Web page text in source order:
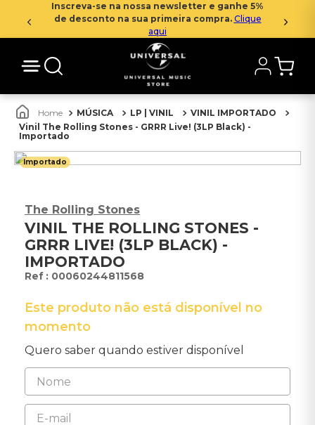
Inscreva-se na nossa newsletter e ganhe 5%
de desconto na sua primeira compra. Clique
aqui
MÚSICA LP | VINIL
VINIL IMPORTADO
Vinil The Rolling Stones - GRRR Live! (3LP Black) -
Importado
Importado
The Rolling Stones
VINIL THE ROLLING STONES -
GRRR LIVE! (3LP BLACK) -
IMPORTADO
: 00060244811568
Este produto não está disponível no
momento
Quero saber quando estiver disponível